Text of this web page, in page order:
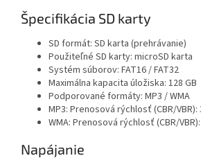
Špecifikácia SD karty
SD formát: SD karta (prehrávanie)
Použiteľné SD karty: microSD karta
Systém súborov: FAT16 / FAT32
Maximálna kapacita úložiska: 128 GB
Podporované formáty: MP3 / WMA
MP3: Prenosová rýchlosť (CBR/VBR):
WMA: Prenosová rýchlosť (CBR/
Napájanie